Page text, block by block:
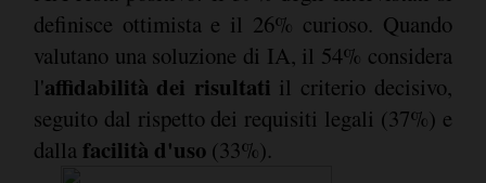
definisce ottimista e il 26% curioso. Quando
valutano una soluzione di IA, il 54% considera
l'affidabilità dei risultati il criterio decisivo,
seguito dal rispetto dei requisiti legali (37%) e
dalla facilità d'uso(33%).